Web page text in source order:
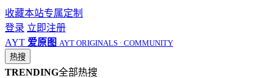
收藏本站专属定制
登录 立即注册
AYT 爱原图 AYT ORIGINALS · COMMUNITY
热搜
TRENDING全部热搜